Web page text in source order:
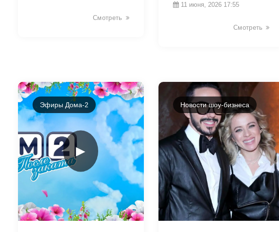
Смотреть
11 июня, 2026 17:55
Смотреть
►
Эфиры Дома-2 Новости шоу-бизнеса